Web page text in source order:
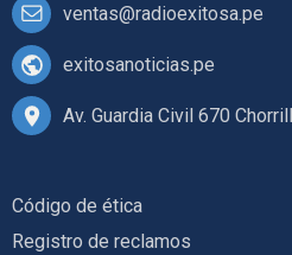
ventas@radioexitosa.pe
exitosanoticias.pe
Av. Guardia Civil 670
Código de ética
Registro de reclamos